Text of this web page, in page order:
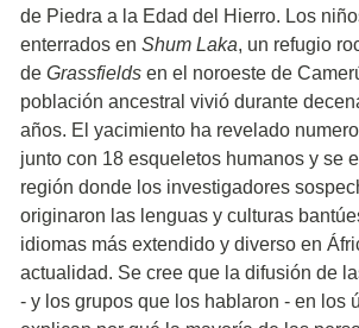
de Piedra a la Edad del Hierro. Los
enterrados en Shum Laka, un refugio
de Grassfields en el noroeste de
población ancestral vivió durante
años. El yacimiento ha revelado
junto con 18 esqueletos humanos y se
región donde los investigadores
originaron las lenguas y culturas
idiomas más extendido y diverso en
actualidad. Se cree que la difusión de
- y los grupos que los hablaron - en los